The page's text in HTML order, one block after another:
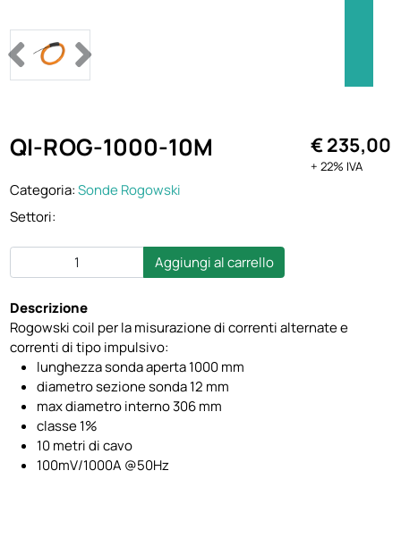
Previous Next
€ 235,00
+ 22% IVA
QI-ROG-1000-10M
Categoria:Sonde Rogowski
Settori:
Aggiungi al carrello
Descrizione
Rogowski coil per la misurazione di correnti alternate e
correnti di tipo impulsivo:
lunghezza sonda aperta 1000 mm
diametro sezione sonda 12 mm
max diametro interno 306 mm
classe 1%
10 metri di cavo
100mV/1000A @50Hz